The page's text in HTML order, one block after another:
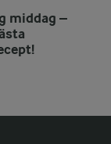
middag –